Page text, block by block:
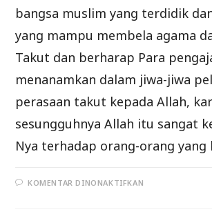
bangsa muslim yang terdidik
yang mampu membela agama
Takut dan berharap Para
menanamkan dalam jiwa-jiwa
perasaan takut kepada Allah,
sesungguhnya Allah itu sangat
Nya terhadap orang-orang
KOMENTAR DINONAKTIFKAN